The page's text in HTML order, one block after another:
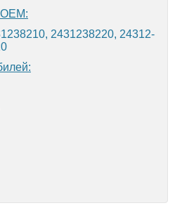
2431238220, 24312-